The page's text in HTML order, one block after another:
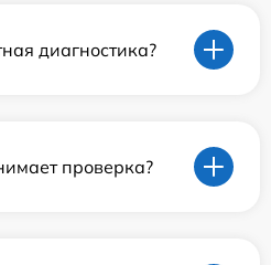
диагностика?
проверка?